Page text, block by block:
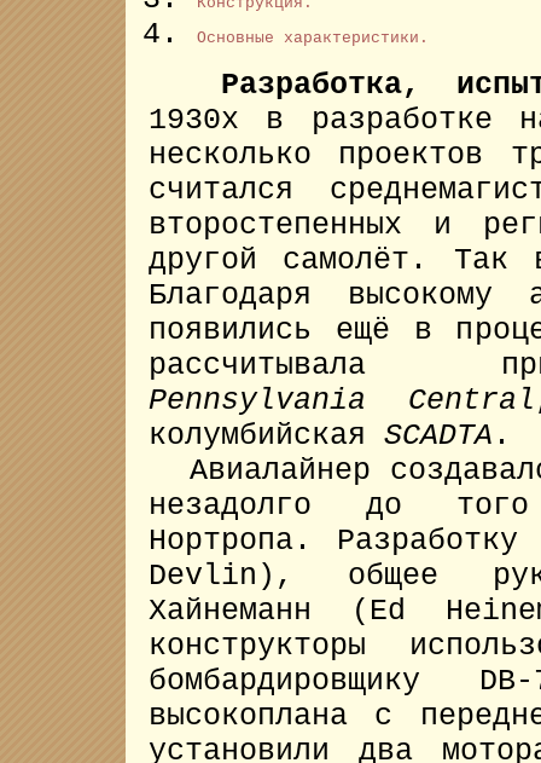
Основные характеристики.
Разработка,
1930х в разработке
несколько проектов
считался
второстепенных и
другой самолёт. Так
Благодаря высокому
появились ещё в
рассчитывала
Pennsylvania Central
колумбийская SCADTA .
Авиалайнер
незадолго до
Нортропа.
Devlin), общее
Хайнеманн (Ed
конструкторы
бомбардировщику
высокоплана с
установили два